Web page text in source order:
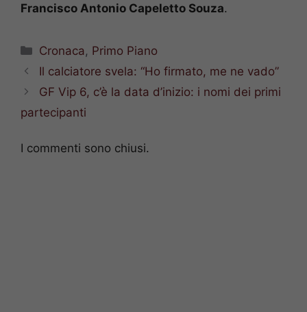
Francisco Antonio Capeletto Souza.
Categorie
Cronaca, Primo Piano
Il calciatore svela: “Ho firmato, me ne vado”
GF Vip 6, c’è la data d’inizio: i nomi dei primi
partecipanti
I commenti sono chiusi.